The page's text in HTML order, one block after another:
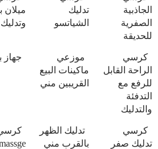
الجاذبية
الصفرية
للحديقة
تدليك
الشياتسو
ميلان
وتدليك
كرسي
الراحة القابل
للرفع مع
التدفئة
والتدليك
موزعي
ماكينات البيع
القريبين مني
جهاز
كرسي
تدليك صفر
تدليك الظهر
بالقرب مني